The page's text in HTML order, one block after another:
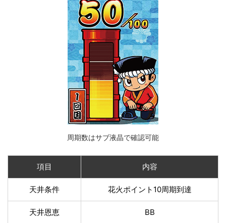
周期数はサブ液晶で確認可能
項目 内容
天井条件 花火ポイント10周期到達
天井恩恵 BB